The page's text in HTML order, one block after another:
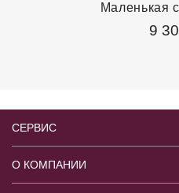
Маленькая
9
СЕРВИС
О КОМПАНИИ